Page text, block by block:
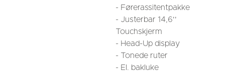
- Førerassitentpakke
- Justerbar 14,6''
Touchskjerm
- Head-Up display
- Tonede ruter
- El. bakluke